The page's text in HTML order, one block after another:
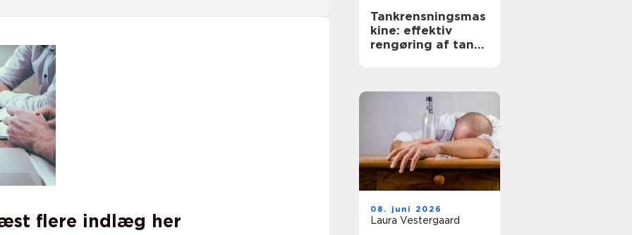
flere indlæg her
Tankrensningsmas
kine: effektiv
rengøring af tanke
08. juni 2026
Laura Vestergaard